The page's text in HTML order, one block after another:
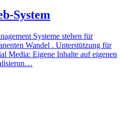
System
Systeme stehen für
Wandel . Unterstützung für
Media: Eigene Inhalte auf eigenen